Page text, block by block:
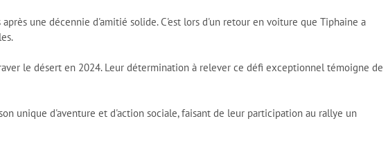
une décennie d'amitié solide. C'est lors d'un retour en voiture que Tiphaine a
le désert en 2024. Leur détermination à relever ce défi exceptionnel témoigne de
unique d'aventure et d'action sociale, faisant de leur participation au rallye un